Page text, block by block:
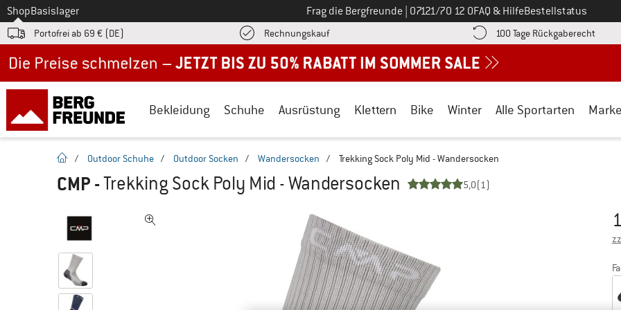
Zum
ShopBasislager Frag die Bergfreunde Ruf uns an unter
07121/70 12 0FAQ & HilfeBestellstatus
Portofrei ab 69 € (DE) RechnungskaufFinde die Zahlungs-Infos hier! Öffnet sich in einer Infobox
100 Tage Rückgaberecht
Bekleidung Schuhe Ausrüstung Klettern Bike Winter Alle Sportarten
Startseite
/ Outdoor Schuhe / Outdoor Socken / Wandersocken / Trekking Sock Poly Mid - Wandersocken
CMP -Trekking Sock Poly Mid - Wandersocken 5,0(1)